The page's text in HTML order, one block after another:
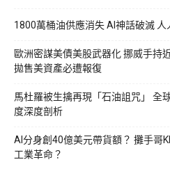
1800萬桶油供應消失 AI神話破滅 人
歐洲密謀美債美股武器化 挪威手持
拋售美資產必遭報復
馬杜羅被生擒再現「石油詛咒」 全
度深度剖析
AI分身創40億美元帶貨額？ 攤手哥
工業革命？